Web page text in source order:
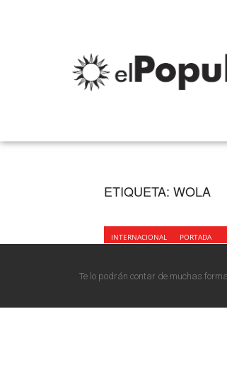
ETIQUETA: WOLA
INTERNACIONAL PORTADA
Te lo podrán contar de muchas